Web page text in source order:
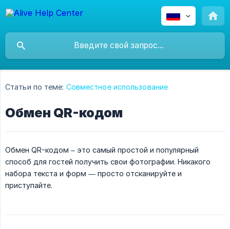
Статьи по теме: Совместное использование
Обмен QR-кодом
Обмен QR-кодом – это самый простой и популярный
способ для гостей получить свои фотографии. Никакого
набора текста и форм — просто отсканируйте и
приступайте.